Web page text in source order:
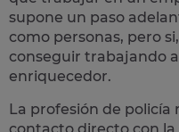
supone un paso
como personas, pero
conseguir trabajando
enriquecedor.
La profesión de